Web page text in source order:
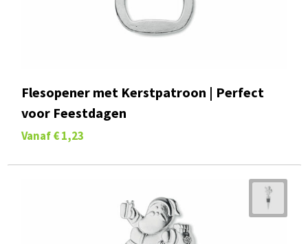
Flesopener met Kerstpatroon | Perfect
voor Feestdagen
Vanaf € 1,23